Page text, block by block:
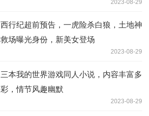
2023-08-29
西行纪超前预告，一虎险杀白狼，土地神
救场曝光身份，新美女登场
2023-08-29
​三本我的世界游戏同人小说，内容丰富多
彩，情节风趣幽默
2023-08-29